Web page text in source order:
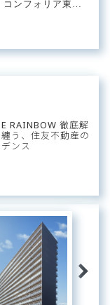
ンフォリア東大
アクセスも容易で
RAINBOW 徹底解
う、住友不動産の
ンス